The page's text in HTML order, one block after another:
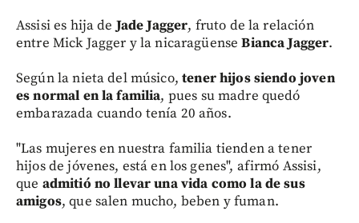
Assisi es hija deJade Jagger, fruto de la relación
entre Mick Jagger y la nicaragüenseBianca Jagger.
Según la nieta del músico,tener hijos siendo joven
es normal en la familia, pues su madre quedó
embarazada cuando tenía 20 años.
"Las mujeres en nuestra familia tienden a tener
hijos de jóvenes, está en los genes", afirmó Assisi,
que admitió no llevar una vida como la de sus
amigos, que salen mucho, beben y fuman.